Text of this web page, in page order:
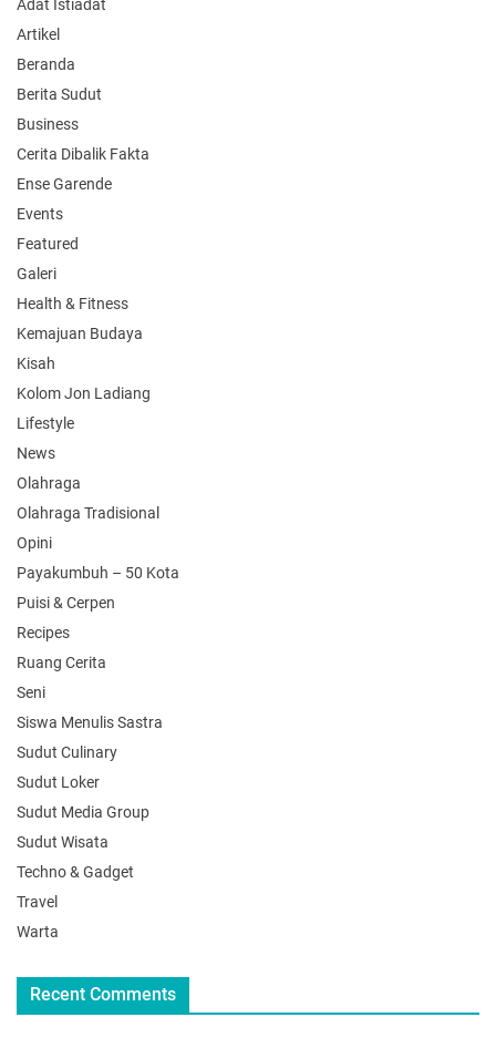
Adat Istiadat
Artikel
Beranda
Berita Sudut
Business
Cerita Dibalik Fakta
Ense Garende
Events
Featured
Galeri
Health & Fitness
Kemajuan Budaya
Kisah
Kolom Jon Ladiang
Lifestyle
News
Olahraga
Olahraga Tradisional
Opini
Payakumbuh – 50 Kota
Puisi & Cerpen
Recipes
Ruang Cerita
Seni
Siswa Menulis Sastra
Sudut Culinary
Sudut Loker
Sudut Media Group
Sudut Wisata
Techno & Gadget
Travel
Warta
Recent Comments